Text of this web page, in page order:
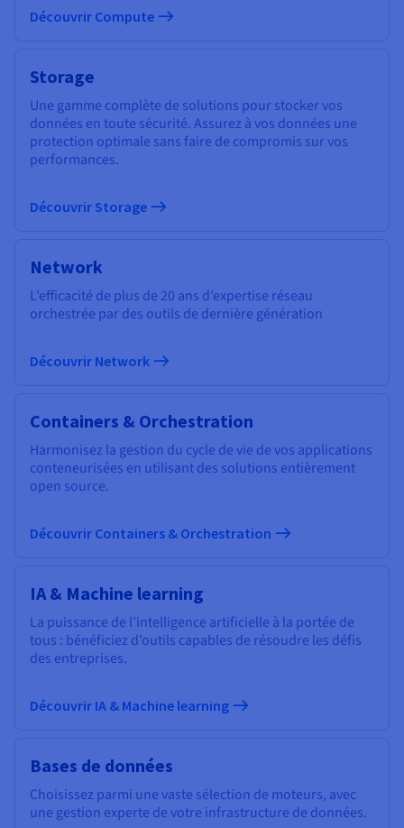
Découvrir Compute
Storage
Une gamme complète de solutions pour stocker vos
données en toute sécurité. Assurez à vos données une
protection optimale sans faire de compromis sur vos
performances.
Découvrir Storage
Network
L’efficacité de plus de 20 ans d’expertise réseau
orchestrée par des outils de dernière génération
Découvrir Network
Containers & Orchestration
Harmonisez la gestion du cycle de vie de vos applications
conteneurisées en utilisant des solutions entièrement
open source.
Découvrir Containers & Orchestration
IA & Machine learning
La puissance de l’intelligence artificielle à la portée de
tous : bénéficiez d’outils capables de résoudre les défis
des entreprises.
Découvrir IA & Machine learning
Bases de données
Choisissez parmi une vaste sélection de moteurs, avec
une gestion experte de votre infrastructure de données.